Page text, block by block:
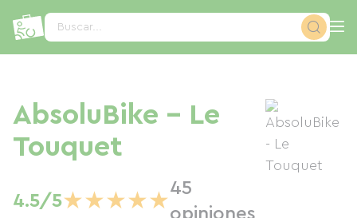
Buscar...
AbsoluBike - Le
Touquet
4.5/5★★★★★
45
opiniones
Panel de gestión de cookies